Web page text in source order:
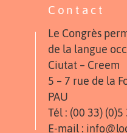
Contact
Le Congrès
de la langue
Ciutat – Creem
5 – 7 rue de la
PAU
Tél : (00 33)
E-mail :